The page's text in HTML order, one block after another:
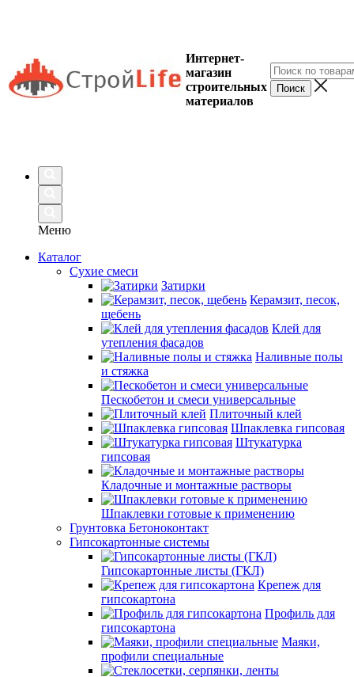
Интернет-
магазин
строительных
материалов
Меню
Каталог
Сухие смеси
Затирки
Керамзит, песок,
щебень
Клей для
утепления фасадов
Наливные полы
и стяжка
Пескобетон и смеси универсальные
Плиточный клей
Шпаклевка гипсовая
Штукатурка
гипсовая
Кладочные и монтажные растворы
Шпаклевки готовые к применению
Грунтовка Бетоноконтакт
Гипсокартонные системы
Гипсокартонные листы (ГКЛ)
Крепеж для
гипсокартона
Профиль для
гипсокартона
Маяки,
профили специальные